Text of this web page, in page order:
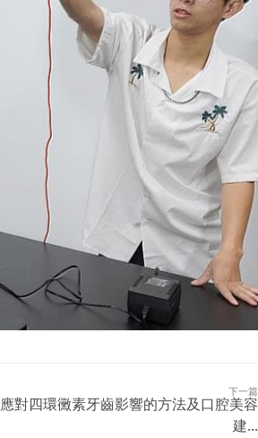
下一篇
應對四環黴素牙齒影響的方法及口腔美容
建...